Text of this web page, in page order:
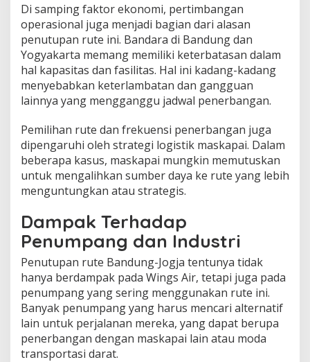
Di samping faktor ekonomi, pertimbangan
operasional juga menjadi bagian dari alasan
penutupan rute ini. Bandara di Bandung dan
Yogyakarta memang memiliki keterbatasan dalam
hal kapasitas dan fasilitas. Hal ini kadang-kadang
menyebabkan keterlambatan dan gangguan
lainnya yang mengganggu jadwal penerbangan.
Pemilihan rute dan frekuensi penerbangan juga
dipengaruhi oleh strategi logistik maskapai. Dalam
beberapa kasus, maskapai mungkin memutuskan
untuk mengalihkan sumber daya ke rute yang lebih
menguntungkan atau strategis.
Dampak Terhadap
Penumpang dan Industri
Penutupan rute Bandung-Jogja tentunya tidak
hanya berdampak pada Wings Air, tetapi juga pada
penumpang yang sering menggunakan rute ini.
Banyak penumpang yang harus mencari alternatif
lain untuk perjalanan mereka, yang dapat berupa
penerbangan dengan maskapai lain atau moda
transportasi darat.